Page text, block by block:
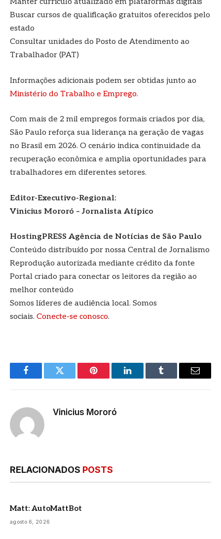
Buscar cursos de qualificação gratuitos oferecidos pelo
estado
Consultar unidades do Posto de Atendimento ao
Trabalhador (PAT)
Informações adicionais podem ser obtidas junto ao
Ministério do Trabalho e Emprego.
Com mais de 2 mil empregos formais criados por dia,
São Paulo reforça sua liderança na geração de vagas
no Brasil em 2026. O cenário indica continuidade da
recuperação econômica e amplia oportunidades para
trabalhadores em diferentes setores.
Editor-Executivo-Regional:
Vinicius Mororó – Jornalista Atípico
HostingPRESS Agência de Notícias de São Paulo
Conteúdo distribuído por nossa Central de Jornalismo
Reprodução autorizada mediante crédito da fonte
Portal criado para conectar os leitores da região ao
melhor conteúdo
Somos líderes de audiência local. Somos
sociais. Conecte-se conosco.
FacebookTwitter Pinterest LinkedInTumblr
E-
Vinicius Mororó
RELACIONADOS POSTS
Matt: AutoMattBot
agosto 6, 2026